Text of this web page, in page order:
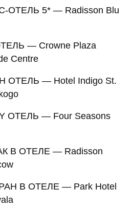
5* — Radisson Blu
— Crowne Plaza
Centre
— Hotel Indigo St.
ОТЕЛЬ — Four Seasons
В ОТЕЛЕ — Radisson
В ОТЕЛЕ — Park Hotel